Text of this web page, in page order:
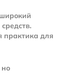
практика для